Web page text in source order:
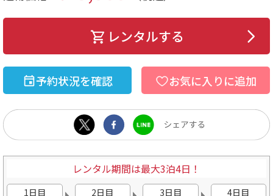
レンタルする
予約状況を確認 お気に入りに追加
レンタル期間は最大3泊4日！
1日目 2日目 3日目 4日目